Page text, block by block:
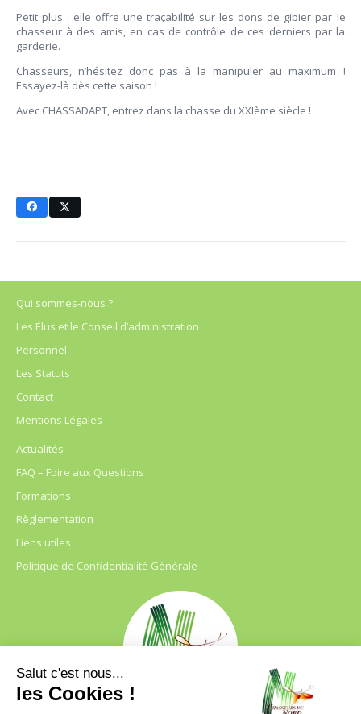
Petit plus : elle offre une traçabilité sur les dons de gibier par le
chasseur à des amis, en cas de contrôle de ces derniers par la
garderie.
Chasseurs, n’hésitez donc pas à la manipuler au maximum !
Essayez-là dès cette saison !
Avec CHASSADAPT, entrez dans la chasse du XXIème siècle !
Qui sommes-nous ?
Les Élus et le Conseil d’administration
Personnel
Les Statuts
Contact
Mentions Légales
Actualités
FAQ – Foire aux Questions
Formations
Règlementation
Liens utiles
Politique de Confidentialité Générale